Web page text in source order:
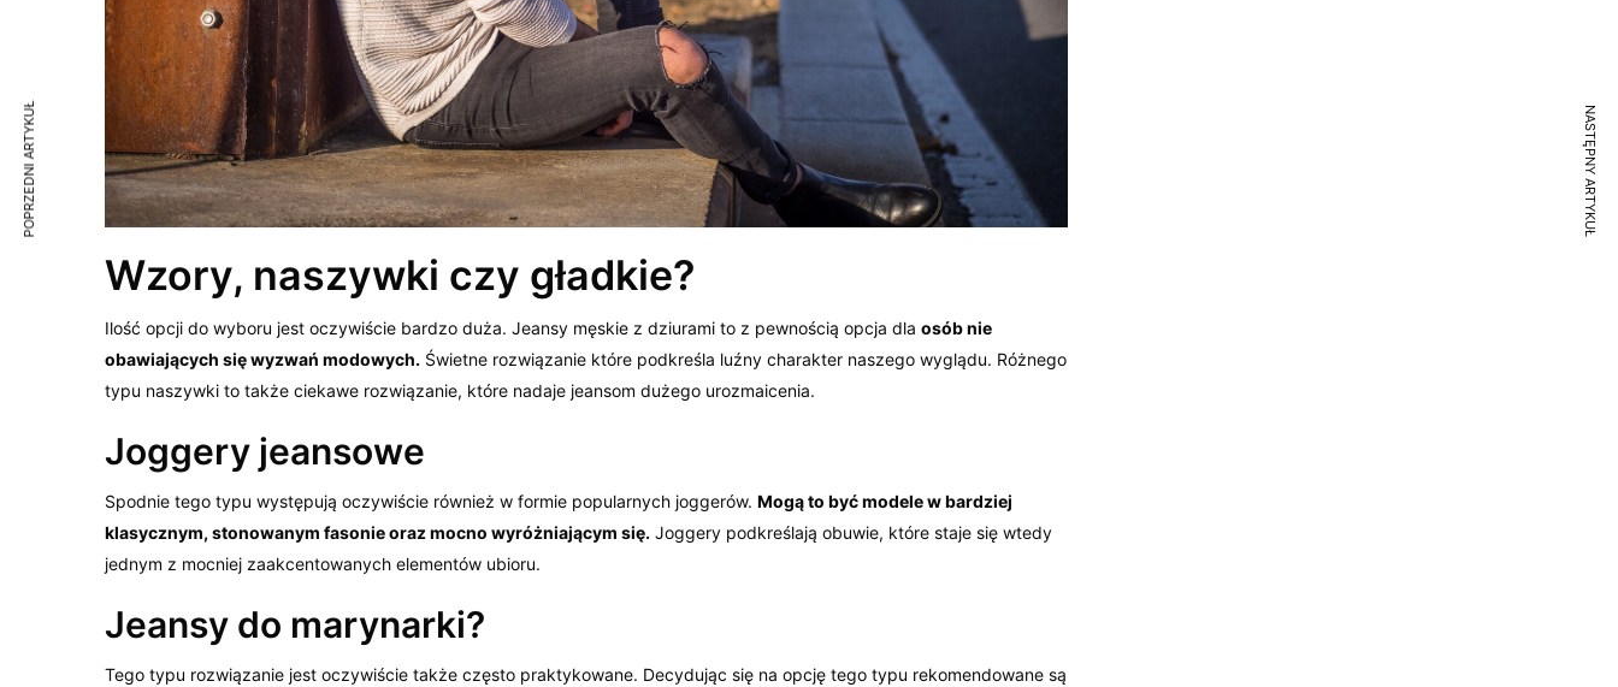
Wzory, naszywki czy gładkie?
Ilość opcji do wyboru jest oczywiście bardzo duża. Jeansy męskie z dziurami to z pewnością opcja dlaosób nie
obawiających się wyzwań modowych. Świetne rozwiązanie które podkreśla luźny charakter naszego wyglądu. Różnego
typu naszywki to także ciekawe rozwiązanie, które nadaje jeansom dużego urozmaicenia.
Joggery jeansowe
Spodnie tego typu występują oczywiście również w formie popularnych joggerów.Mogą to być modele w bardziej
klasycznym, stonowanym fasonie oraz mocno wyróżniającym się. Joggery podkreślają obuwie, które staje się wtedy
jednym z mocniej zaakcentowanych elementów ubioru.
Jeansy do marynarki?
Tego typu rozwiązanie jest oczywiście także często praktykowane. Decydując się na opcję tego typu rekomendowane są
POPRZEDNI ARTYKUŁ NASTĘPNY ARTYKUŁ